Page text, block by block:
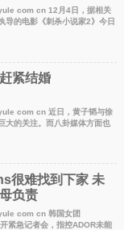
月4日，据相关
导的电影《刺杀小说家2》今日
超领衔主演，董子健领衔主
迪、丁
紧结婚
com cn 近日，黄子韬与徐
大的关注。而八卦媒体方面也
日，八卦媒体江小宴方面公
示鹿晗又
很难找到下家 未
负责
com cn 韩国女团
紧急记者会，指控ADOR未能